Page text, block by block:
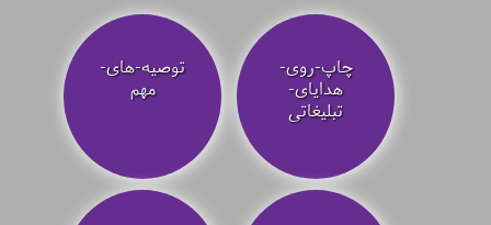
چاپ-روی-
هدایای-
تبلیغاتی
توصیه‌-های-
مهم